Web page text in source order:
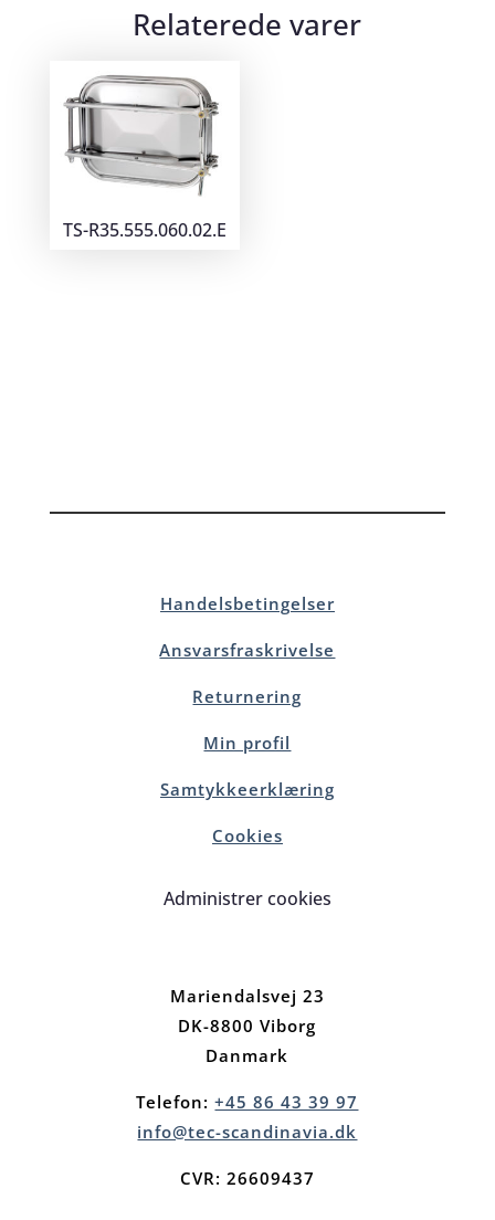
Relaterede varer
TS-R35.555.060.02.E
Handelsbetingelser
Ansvarsfraskrivelse
Returnering
Min profil
Samtykkeerklæring
Cookies
Administrer cookies
Mariendalsvej 23
DK-8800 Viborg
Danmark
Telefon:+45 86 43 39 97
info@tec-scandinavia.dk
CVR: 26609437